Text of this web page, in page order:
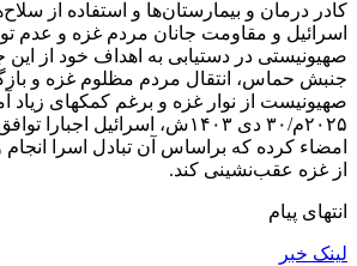
کادر درمان و بیمارستان‌ها و استفاده از
اسرائیل و مقاومت جانان مردم غزه و عدم
صهیونیستی در دستیابی به اهداف خود از این
جنبش حماس، انتقال مردم مظلوم غزه و
۲۰۲۵م/۳۰ دی ۱۴۰۳ش، اسرائیل
امضاء کرده که براساس آن تبادل اسرا
از غزه عقب‌نشینی کند.
انتهای پیام
لینک خبر